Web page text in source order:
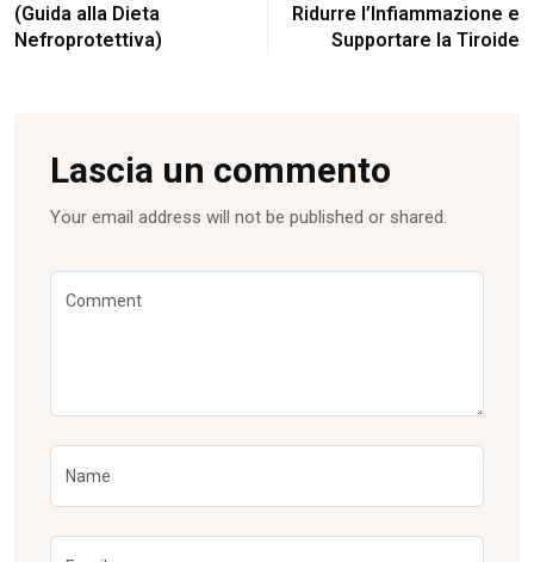
(Guida alla Dieta
Nefroprotettiva)
Ridurre l’Infiammazione e
Supportare la Tiroide
Lascia un commento
Your email address will not be published or shared.